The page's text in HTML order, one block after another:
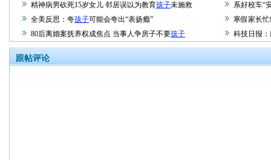
精神病男砍死15岁女儿 邻居误以为教育孩子未施救
系好校车“
全美反思：夸孩子可能会夸出“表扬瘾”
寒假家长
80后离婚案抚养权成焦点 当事人争房子不要孩子 科技日报
跟帖评论